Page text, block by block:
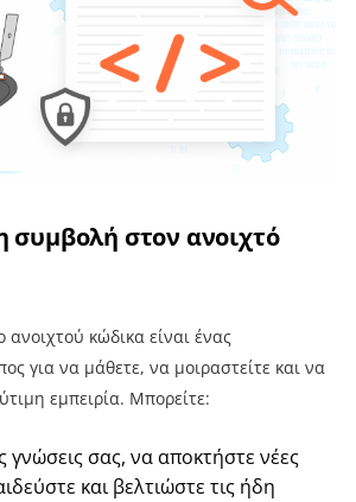
στον ανοιχτό
κώδικα είναι ένας
για να μάθετε, να μοιραστείτε και να
εμπειρία. Μπορείτε:
γνώσεις σας, να αποκτήστε νέες
και βελτιώστε τις ήδη